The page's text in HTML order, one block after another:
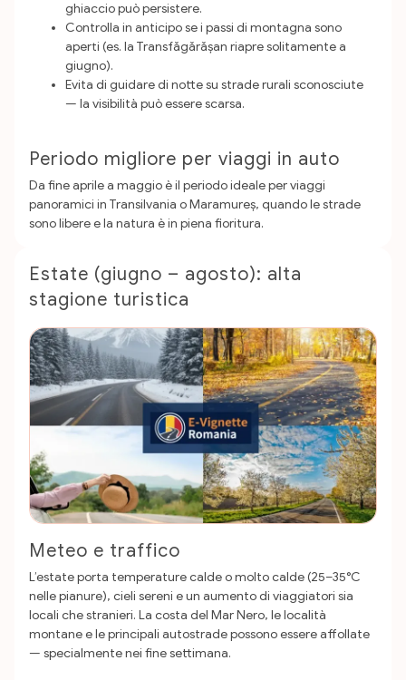
ghiaccio può persistere.
Controlla in anticipo se i passi di montagna sono
aperti (es. la Transfăgărășan riapre solitamente a
giugno).
Evita di guidare di notte su strade rurali sconosciute
— la visibilità può essere scarsa.
Periodo migliore per viaggi in auto
Da fine aprile a maggio è il periodo ideale per viaggi
panoramici in Transilvania o Maramureș, quando le strade
sono libere e la natura è in piena fioritura.
Estate (giugno – agosto): alta
stagione turistica
Meteo e traffico
L’estate porta temperature calde o molto calde (25–35°C
nelle pianure), cieli sereni e un aumento di viaggiatori sia
locali che stranieri. La costa del Mar Nero, le località
montane e le principali autostrade possono essere affollate
— specialmente nei fine settimana.